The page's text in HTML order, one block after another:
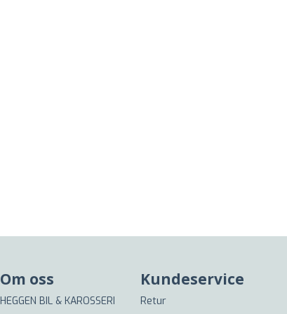
Om oss
HEGGEN BIL & KAROSSERI
Kundeservice
Retur